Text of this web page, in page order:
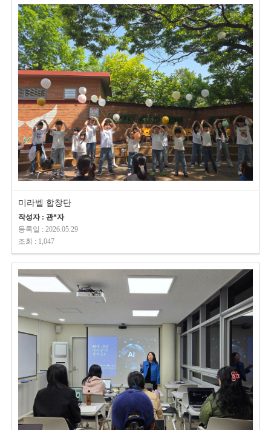
미라벨 합창단
작성자 : 관*자
등록일 : 2026.05.29
조회 : 1,047